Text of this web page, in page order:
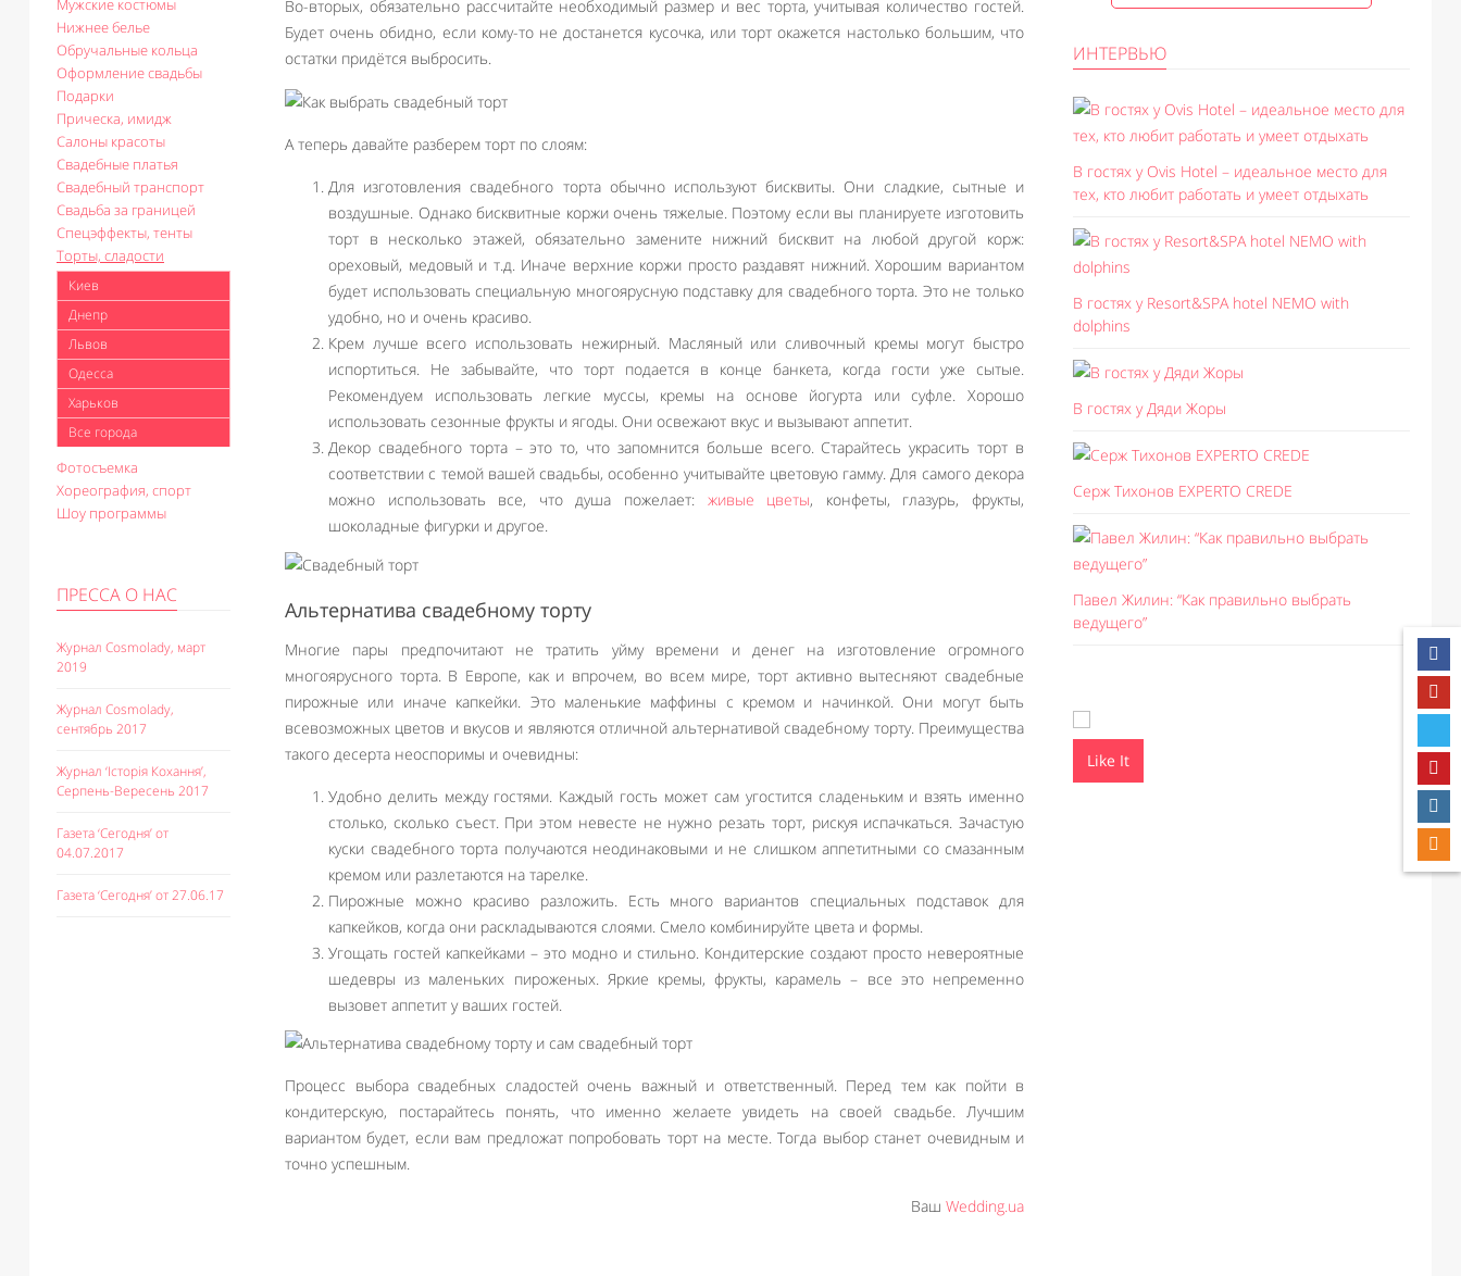
Мужские костюмы
Нижнее белье
Обручальные кольца
Оформление свадьбы
Подарки
Прическа, имидж
Салоны красоты
Свадебные платья
Свадебный транспорт
Свадьба за границей
Спецэффекты, тенты
Торты, сладости
Киев
Днепр
Львов
Одесса
Харьков
Все города
Фотосъемка
Хореография, спорт
Шоу программы
ПРЕССА О НАС
Журнал Cosmolady, март
2019
Журнал Cosmolady,
сентябрь 2017
Журнал ‘Історія Кохання’,
Серпень-Вересень 2017
Газета ‘Сегодня’ от
04.07.2017
Газета ‘Сегодня’ от 27.06.17
Во-вторых, обязательно рассчитайте необходимый размер и вес торта, учитывая количество гостей.
Будет очень обидно, если кому-то не достанется кусочка, или торт окажется настолько большим, что
остатки придётся выбросить.
А теперь давайте разберем торт по слоям:
Для изготовления свадебного торта обычно используют бисквиты. Они сладкие, сытные и
воздушные. Однако бисквитные коржи очень тяжелые. Поэтому если вы планируете изготовить
торт в несколько этажей, обязательно замените нижний бисквит на любой другой корж:
ореховый, медовый и т.д. Иначе верхние коржи просто раздавят нижний. Хорошим вариантом
будет использовать специальную многоярусную подставку для свадебного торта. Это не только
удобно, но и очень красиво.
Крем лучше всего использовать нежирный. Масляный или сливочный кремы могут быстро
испортиться. Не забывайте, что торт подается в конце банкета, когда гости уже сытые.
Рекомендуем использовать легкие муссы, кремы на основе йогурта или суфле. Хорошо
использовать сезонные фрукты и ягоды. Они освежают вкус и вызывают аппетит.
Декор свадебного торта – это то, что запомнится больше всего. Старайтесь украсить торт в
соответствии с темой вашей свадьбы, особенно учитывайте цветовую гамму. Для самого декора
можно использовать все, что душа пожелает: живые цветы, конфеты, глазурь, фрукты,
шоколадные фигурки и другое.
Альтернатива свадебному торту
Многие пары предпочитают не тратить уйму времени и денег на изготовление огромного
многоярусного торта. В Европе, как и впрочем, во всем мире, торт активно вытесняют свадебные
пирожные или иначе капкейки. Это маленькие маффины с кремом и начинкой. Они могут быть
всевозможных цветов и вкусов и являются отличной альтернативой свадебному торту. Преимущества
такого десерта неоспоримы и очевидны:
Удобно делить между гостями. Каждый гость может сам угостится сладеньким и взять именно
столько, сколько съест. При этом невесте не нужно резать торт, рискуя испачкаться. Зачастую
куски свадебного торта получаются неодинаковыми и не слишком аппетитными со смазанным
кремом или разлетаются на тарелке.
Пирожные можно красиво разложить. Есть много вариантов специальных подставок для
капкейков, когда они раскладываются слоями. Смело комбинируйте цвета и формы.
Угощать гостей капкейками – это модно и стильно. Кондитерские создают просто невероятные
шедевры из маленьких пироженых. Яркие кремы, фрукты, карамель – все это непременно
вызовет аппетит у ваших гостей.
Процесс выбора свадебных сладостей очень важный и ответственный. Перед тем как пойти в
кондитерскую, постарайтесь понять, что именно желаете увидеть на своей свадьбе. Лучшим
вариантом будет, если вам предложат попробовать торт на месте. Тогда выбор станет очевидным и
точно успешным.
Ваш Wedding.ua
ИНТЕРВЬЮ
В гостях у Ovis Hotel – идеальное место для
тех, кто любит работать и умеет отдыхать
В гостях у Resort&SPA hotel NEMO with
dolphins
В гостях у Дяди Жоры
Серж Тихонов EXPERTO CREDE
Павел Жилин: “Как правильно выбрать
ведущего”
Like It Like